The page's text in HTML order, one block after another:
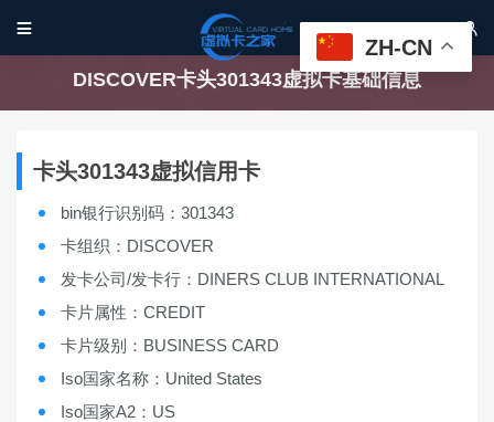
 
DISCOVER卡头301343虚拟卡基础信息
卡头301343虚拟信用卡
bin银行识别码：301343
卡组织：DISCOVER
发卡公司/发卡行：DINERS CLUB INTERNATIONAL
卡片属性：CREDIT
卡片级别：BUSINESS CARD
Iso国家名称：United States
Iso国家A2：US
ZH-CN